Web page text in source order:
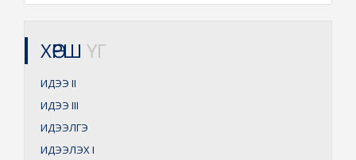
ХӨРШ ҮГ
ИДЭЭ II
ИДЭЭ III
ИДЭЭЛГЭ
ИДЭЭЛЭХI